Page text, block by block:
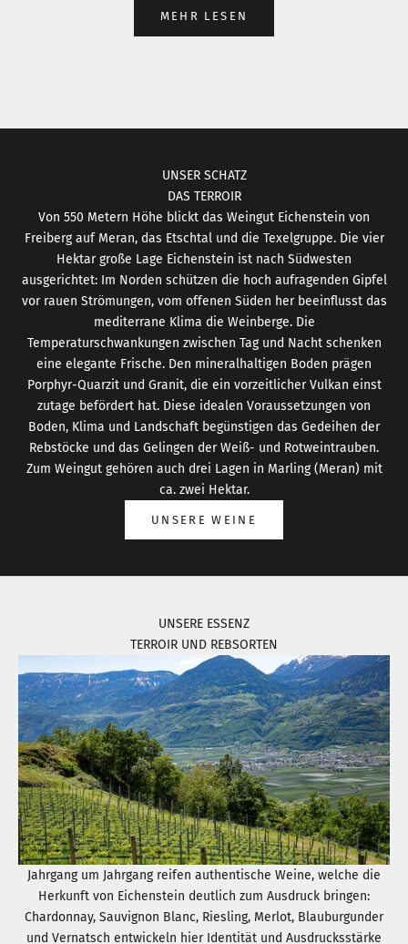
MEHR LESEN
UNSER SCHATZ
DAS TERROIR
Von 550 Metern Höhe blickt das Weingut Eichenstein von
Freiberg auf Meran, das Etschtal und die Texelgruppe. Die vier
Hektar große Lage Eichenstein ist nach Südwesten
ausgerichtet: Im Norden schützen die hoch aufragenden Gipfel
vor rauen Strömungen, vom offenen Süden her beeinflusst das
mediterrane Klima die Weinberge. Die
Temperaturschwankungen zwischen Tag und Nacht schenken
eine elegante Frische. Den mineralhaltigen Boden prägen
Porphyr-Quarzit und Granit, die ein vorzeitlicher Vulkan einst
zutage befördert hat. Diese idealen Voraussetzungen von
Boden, Klima und Landschaft begünstigen das Gedeihen der
Rebstöcke und das Gelingen der Weiß- und Rotweintrauben.
Zum Weingut gehören auch drei Lagen in Marling (Meran) mit
ca. zwei Hektar.
UNSERE WEINE
UNSERE ESSENZ
TERROIR UND REBSORTEN
Jahrgang um Jahrgang reifen authentische Weine, welche die
Herkunft von Eichenstein deutlich zum Ausdruck bringen:
Chardonnay, Sauvignon Blanc, Riesling, Merlot, Blauburgunder
und Vernatsch entwickeln hier Identität und Ausdrucksstärke